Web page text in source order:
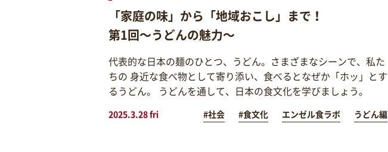
「家庭の味」から「地域おこし」まで！
第1回～うどんの魅力～
代表的な日本の麺のひとつ、うどん。さまざまなシーンで、私た
ちの 身近な食べ物として寄り添い、食べるとなぜか「ホッ」とす
るうどん。 うどんを通して、日本の食文化を学びましょう。
2025.3.28 fri #社会 #食文化 エンゼル食ラボ うどん編